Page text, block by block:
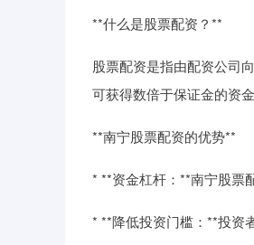
**什么是股票配资？**
股票配资是指由配资公司
可获得数倍于保证金的资
**南宁股票配资的优势**
* **资金杠杆：**南宁股票
* **降低投资门槛：**投资